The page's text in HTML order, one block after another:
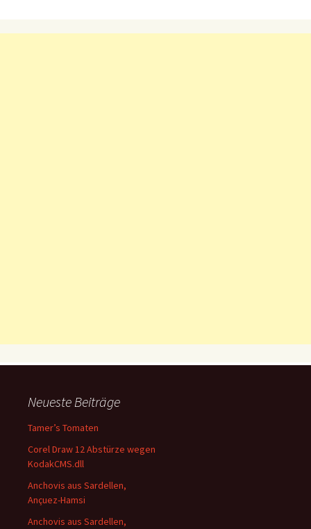
Neueste Beiträge
Tamer’s Tomaten
Corel Draw 12 Abstürze wegen
KodakCMS.dll
Anchovis aus Sardellen,
Ançuez-Hamsi
Anchovis aus Sardellen,